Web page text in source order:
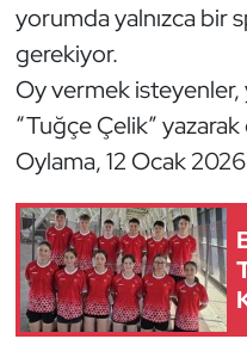
yorumda yalnızca bir
gerekiyor.
Oy vermek isteyenler,
“Tuğçe Çelik”
Oylama, 12 Ocak
Hentbol
İşitme Engelli
Judo ve Kuraş
Kano ve Rafting
Karate
Kayak